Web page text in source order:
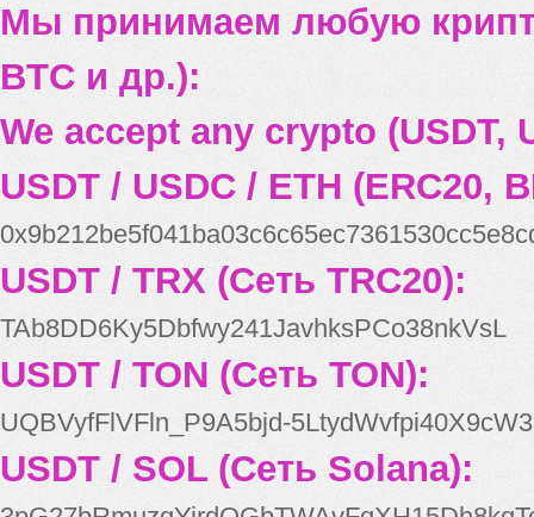
Мы принимаем любую
BTC и др.):
We accept any crypto (USDT,
USDT / USDC / ETH (ERC20,
USDT / TRX (Сеть TRC20):
TAb8DD6Ky5Dbfwy241JavhksPCo38nkVsL
USDT / TON (Сеть TON):
UQBVyfFlVFln_P9A5bjd-
USDT / SOL (Сеть Solana):